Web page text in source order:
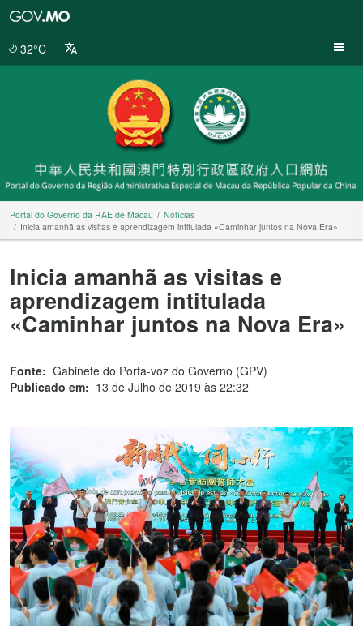
32°C
Portal do Governo da RAE de Macau
Notícias
Inicia amanhã as visitas e aprendizagem intitulada «Caminhar juntos na Nova Era»
Inicia amanhã as visitas e
aprendizagem intitulada
«Caminhar juntos na Nova Era»
Fonte: Gabinete do Porta-voz do Governo (GPV)
Publicado em: 13 de Julho de 2019 às 22:32